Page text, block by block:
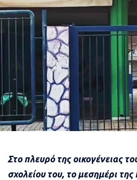
Στο πλευρό της οικογένειας
σχολείου του, το μεσημέρι